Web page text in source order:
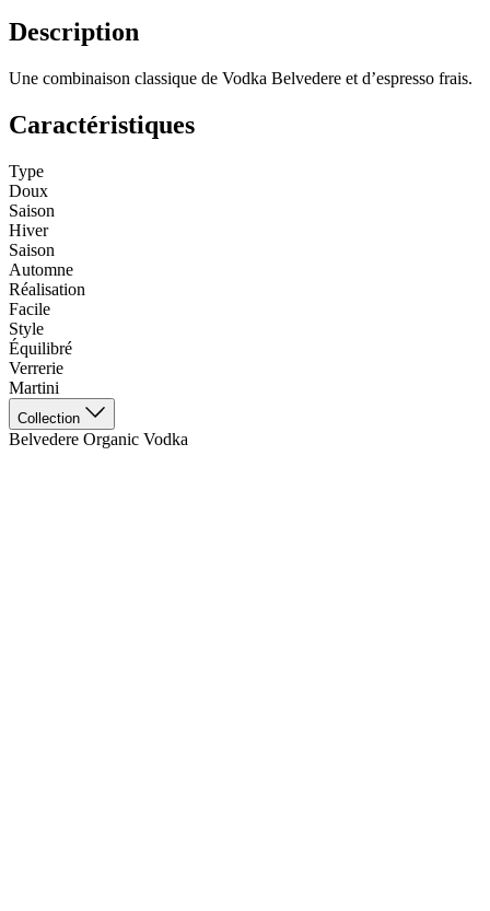
Description
Une combinaison classique de Vodka Belvedere et d’espresso frais.
Caractéristiques
Type
Doux
Saison
Hiver
Saison
Automne
Réalisation
Facile
Style
Équilibré
Verrerie
Martini
Collection
Belvedere Organic Vodka